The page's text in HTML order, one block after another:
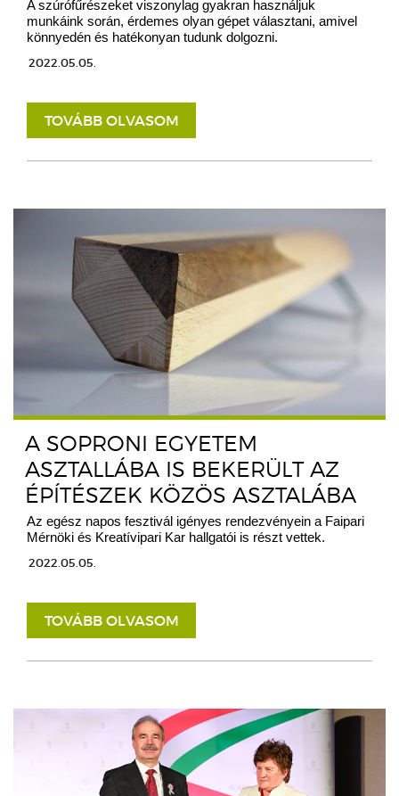
A szúrófűrészeket viszonylag gyakran használjuk
munkáink során, érdemes olyan gépet választani, amivel
könnyedén és hatékonyan tudunk dolgozni.
2022.05.05.
TOVÁBB OLVASOM
A SOPRONI EGYETEM
ASZTALLÁBA IS BEKERÜLT AZ
ÉPÍTÉSZEK KÖZÖS ASZTALÁBA
Az egész napos fesztivál igényes rendezvényein a Faipari
Mérnöki és Kreatívipari Kar hallgatói is részt vettek.
2022.05.05.
TOVÁBB OLVASOM